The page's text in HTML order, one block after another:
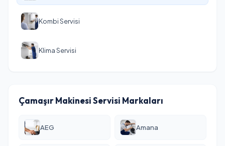
Kombi Servisi
Klima Servisi
Çamaşır Makinesi Servisi Markaları
AEG Amana